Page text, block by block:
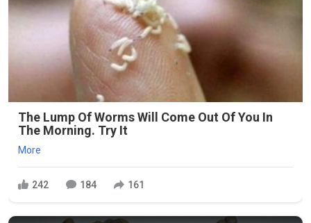
The Lump Of Worms Will Come Out Of You In
The Morning. Try It
More
242 184 161